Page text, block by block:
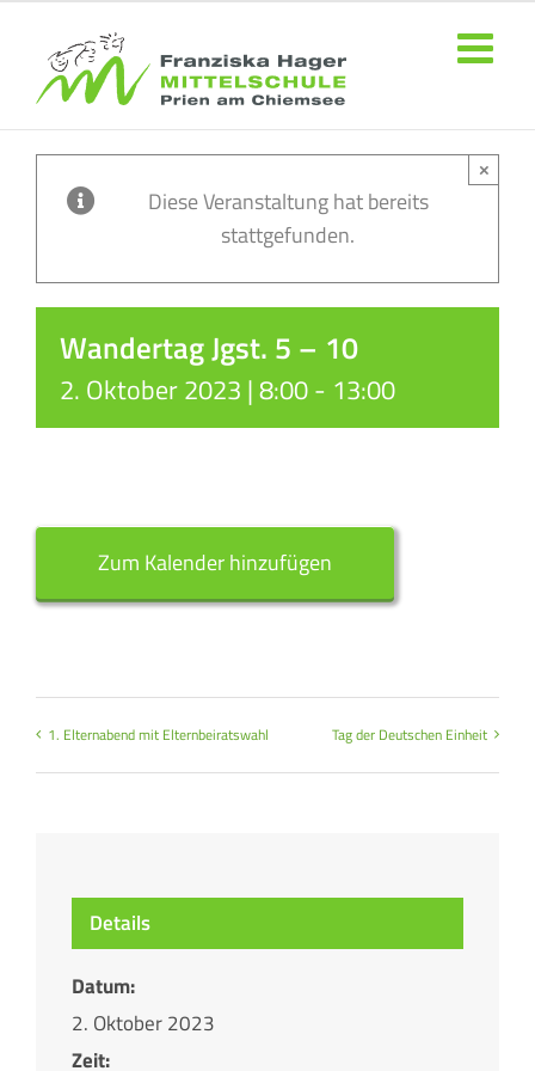
springen
Diese Veranstaltung hat bereits
stattgefunden.
×
Wandertag Jgst. 5 – 10
2. Oktober 2023 | 8:00- 13:00
Zum Kalender hinzufügen
1. Elternabend mit Elternbeiratswahl Tag der Deutschen Einheit
Details
Datum:
2. Oktober 2023
Zeit: